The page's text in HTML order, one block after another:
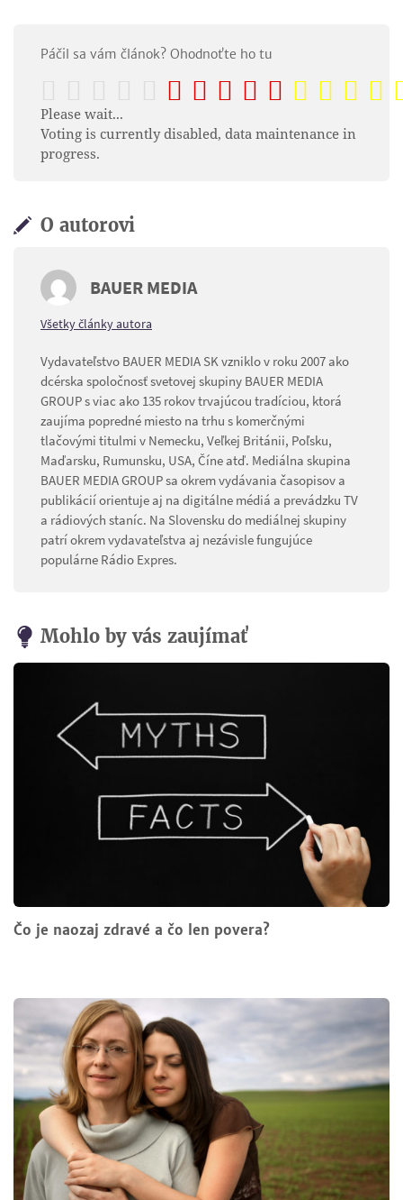
Páčil sa vám článok? Ohodnoťte ho tu
Please wait...
Voting is currently disabled, data maintenance in
progress.
O autorovi
BAUER MEDIA
Všetky články autora
Vydavateľstvo BAUER MEDIA SK vzniklo v roku 2007 ako
dcérska spoločnosť svetovej skupiny BAUER MEDIA
GROUP s viac ako 135 rokov trvajúcou tradíciou, ktorá
zaujíma popredné miesto na trhu s komerčnými
tlačovými titulmi v Nemecku, Veľkej Británii, Poľsku,
Maďarsku, Rumunsku, USA, Číne atď. Mediálna skupina
BAUER MEDIA GROUP sa okrem vydávania časopisov a
publikácií orientuje aj na digitálne médiá a prevádzku TV
a rádiových staníc. Na Slovensku do mediálnej skupiny
patrí okrem vydavateľstva aj nezávisle fungujúce
populárne Rádio Expres.
Mohlo by vás zaujímať
Čo je naozaj zdravé a čo len povera?